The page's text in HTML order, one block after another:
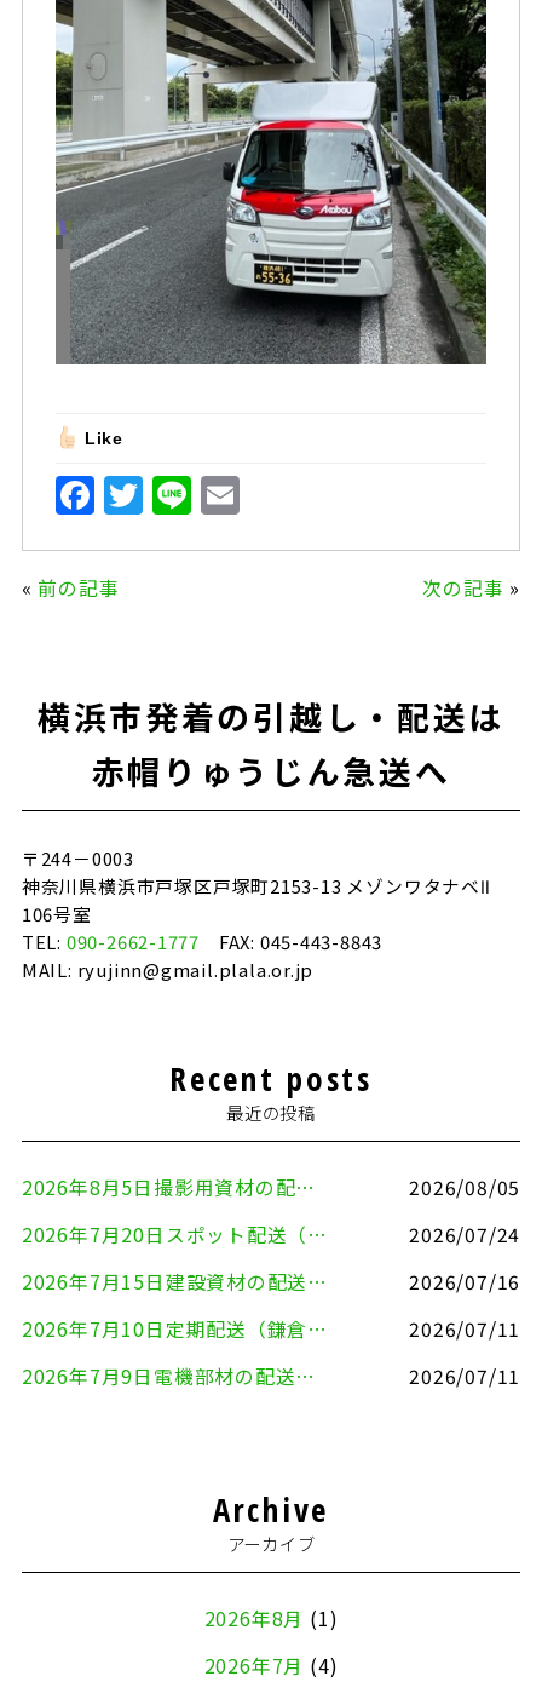
Like
F
a
c
e
o
o
k
T
w
Li
n
E
« 前の記事 次の記事 »
横浜市発着の引越し・配送は
赤帽りゅうじん急送へ
〒244－0003
神奈川県横浜市戸塚区戸塚町2153-13 メゾンワタナベⅡ
106号室
TEL: 090-2662-1777 FAX: 045-443-8843
MAIL: ryujinn@gmail.plala.or.jp
Recent posts
最近の投稿
2026年8月5日撮影用資材の配送（鎌倉市⇒港区）
2026/08/05
2026年7月20日スポット配送（横浜市金沢区⇒愛知県豊川市）
2026/07/24
2026年7月15日建設資材の配送（横浜市金沢区⇒横須賀市）
2026/07/16
2026年7月10日定期配送（鎌倉市⇔大田区）
2026/07/11
2026年7月9日電機部材の配送（横浜市戸塚区⇒品川区）
2026/07/11
Archive
アーカイブ
2026年8月 (1)
2026年7月 (4)